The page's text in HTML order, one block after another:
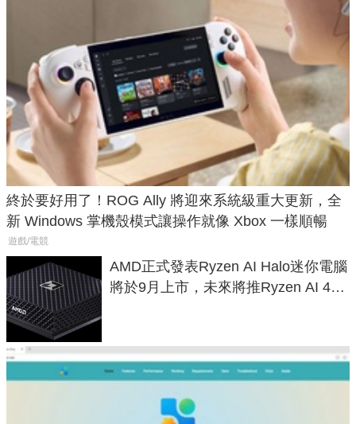
終於要好用了！ROG Ally 將迎來系統級重大更新，全
新 Windows 掌機殼模式讓操作就像 Xbox 一樣順暢
遊戲/電競
AMD正式發表Ryzen AI Halo迷你電腦
將於9月上市，未來將推Ryzen AI 400